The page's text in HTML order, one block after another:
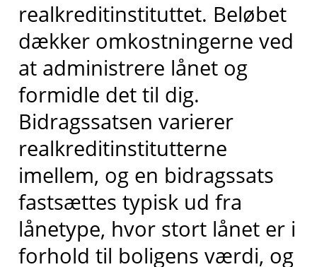
realkreditinstituttet. Beløbet
dækker omkostningerne ved
at administrere lånet og
formidle det til dig.
Bidragssatsen varierer
realkreditinstitutterne
imellem, og en bidragssats
fastsættes typisk ud fra
lånetype, hvor stort lånet er i
forhold til boligens værdi, og